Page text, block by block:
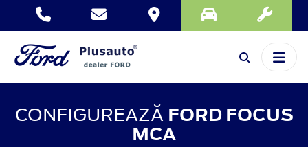
CONFIGUREAZĂ FORD FOCUS
MCA